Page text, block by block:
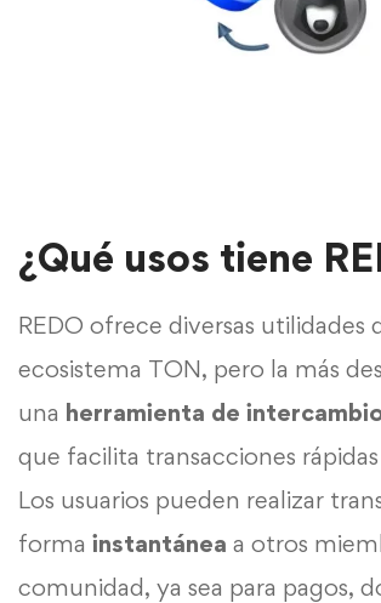
¿Qué usos tiene
REDO ofrece diversas utilidades
ecosistema TON, pero la más
una herramienta de
que facilita transacciones
Los usuarios pueden realizar
forma instantánea a otros
comunidad, ya sea para pagos,